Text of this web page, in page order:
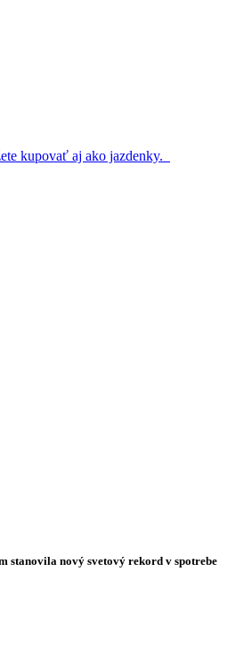
kupovať aj ako jazdenky.
stanovila nový svetový rekord v spotrebe